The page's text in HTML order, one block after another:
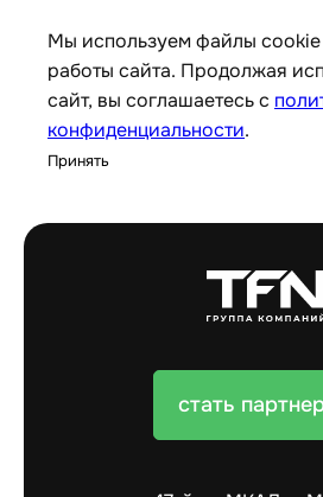
Мы используем файлы cookie
работы сайта. Продолжая
сайт, вы соглашаетесь с
конфиденциальности.
Принять
стать